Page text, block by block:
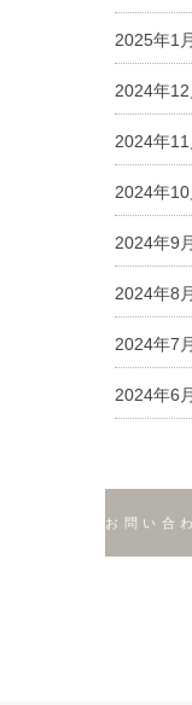
2025年1月
2024年12
2024年11
2024年10
2024年9月
2024年8月
2024年7月
2024年6月
お問い合